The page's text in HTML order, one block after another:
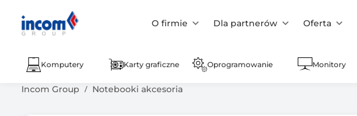
O firmie Dla partnerów Oferta
Komputery Karty graficzne Oprogramowanie Monitory
Incom Group Notebooki akcesoria